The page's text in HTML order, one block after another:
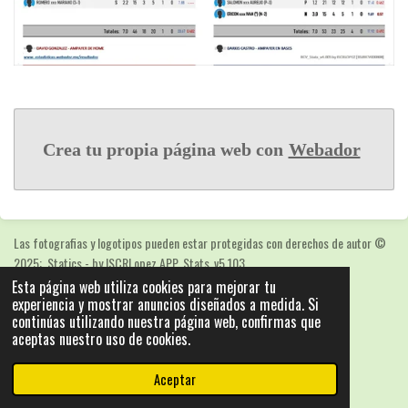
Esta página web utiliza cookies para mejorar tu
experiencia y mostrar anuncios diseñados a medida. Si
continúas utilizando nuestra página web, confirmas que
aceptas nuestro uso de cookies.
Aceptar
Crea tu propia página web con Webador
Las fotografias y logotipos pueden estar protegidas con derechos de autor©
2025: Statics - by ISCRLopez APP_Stats_v5.103
Con la tecnología deWebador